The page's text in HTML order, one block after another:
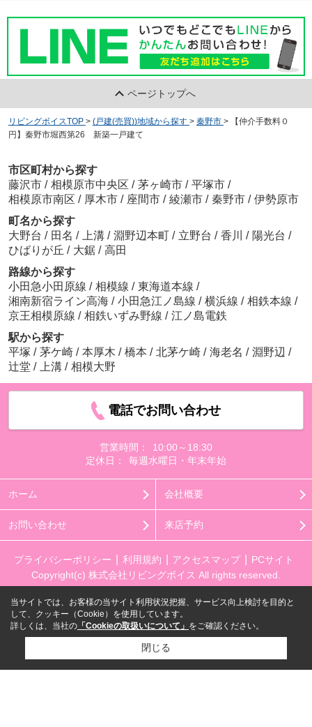
ページトップへ
リビングボイスTOP > (戸建(売買))地域から探す > 秦野市 >
【仲介手数料０
円】秦野市堀西第26 新築一戸建て
市区町村から探す
藤沢市 / 相模原市中央区 / 茅ヶ崎市 / 平塚市 /
相模原市南区 / 厚木市 / 座間市 / 綾瀬市 / 秦野市 / 伊勢原市
町名から探す
大野台 / 田名 / 上溝 / 淵野辺本町 / 立野台 / 香川 / 陽光台 /
ひばりが丘 / 大鋸 / 高田
路線から探す
小田急小田原線 / 相模線 / 東海道本線 /
湘南新宿ライン高海 / 小田急江ノ島線 / 横浜線 / 相鉄本線 /
京王相模原線 / 相鉄いずみ野線 / 江ノ島電鉄
駅から探す
平塚 / 茅ケ崎 / 本厚木 / 橋本 / 北茅ケ崎 / 海老名 / 淵野辺 /
辻堂 / 上溝 / 相模大野
電話でお問い合わせ
営業時間：
10:00～18:30
定休日：
毎週水曜日・年末年始
ホーム 会社概要
お問い合わせ 来店予約
プライバシーポリシー 利用規約 アクセスマップ
PCサイト
Copyright(c) 株式会社リビングボイス All rights reserved.
当サイトでは、お客様の当サイト利用状況把握、サービス向上検討を目的と
して、クッキー（Cookie）を使用しています。
詳しくは、当社の 「Cookieの取扱いについて」 をご確認ください。
閉じる